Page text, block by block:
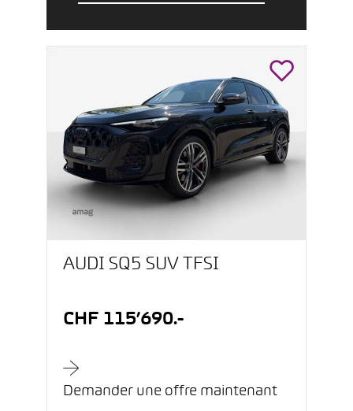
AUDI SQ5 SUV TFSI
CHF 115’690.-
Demander une offre maintenant